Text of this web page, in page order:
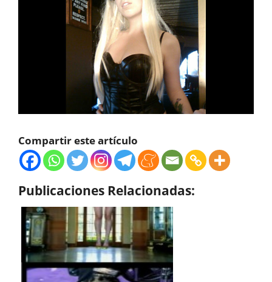
Compartir este artículo
Publicaciones Relacionadas: